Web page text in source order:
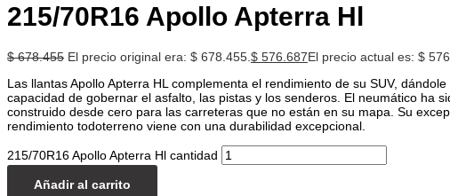
215/70R16 Apollo Apterra Hl
$678.455 El precio original era: $ 678.455. $ 576.687El precio actual es: $
Las llantas Apollo Apterra HL complementa el rendimiento de su SUV, dándole
capacidad de gobernar el asfalto, las pistas y los senderos. El neumático ha
construido desde cero para las carreteras que no están en su mapa. Su
rendimiento todoterreno viene con una durabilidad excepcional.
215/70R16 Apollo Apterra Hl cantidad
Añadir al carrito